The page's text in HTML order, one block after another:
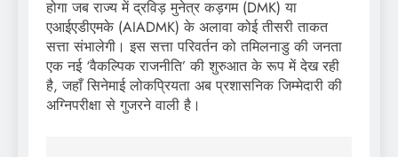
होगा जब राज्य में द्रविड़ मुनेत्र कड़गम (DMK) या
एआईएडीएमके (AIADMK) के अलावा कोई तीसरी ताकत
सत्ता संभालेगी। इस सत्ता परिवर्तन को तमिलनाडु की जनता
एक नई ‘वैकल्पिक राजनीति’ की शुरुआत के रूप में देख रही
है, जहाँ सिनेमाई लोकप्रियता अब प्रशासनिक जिम्मेदारी की
अग्निपरीक्षा से गुजरने वाली है।